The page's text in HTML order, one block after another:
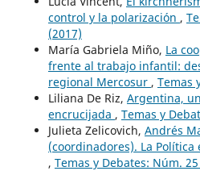
control y la polarización ,
(2017)
María Gabriela Miño, La
frente al trabajo infantil:
regional Mercosur , Temas
Liliana De Riz, Argentina,
encrucijada , Temas y
Julieta Zelicovich, Andrés
(coordinadores). La
, Temas y Debates: Núm.